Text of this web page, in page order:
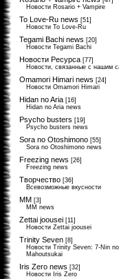
Новости Rosario + Vampire
To Love-Ru news [51]
Новости To Love-Ru
Tegami Bachi news [20]
Новости Tegami Bachi
Новости Ресурса [77]
Новости, связанные с нашим
Omamori Himari news [24]
Новости Omamori Himari
Hidan no Aria [16]
Hidan no Aria news
Psycho busters [19]
Psycho busters news
Sora no Otoshimono [55]
Sora no Otoshimono news
Freezing news [26]
Freezing news
Творчество [36]
Всевозможные вкусности
MM [3]
MM news
Zettai joousei [11]
Новости Zettai joousei
Trinity Seven [8]
Новости Trinity Seven: 7-Nin no
Mahoutsukai
Iris Zero news [32]
Новости Iris Zero